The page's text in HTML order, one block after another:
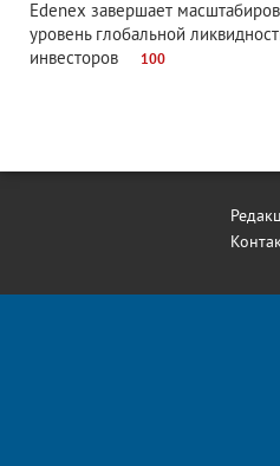
Edenex завершает
уровень глобальной
инвесторов
100